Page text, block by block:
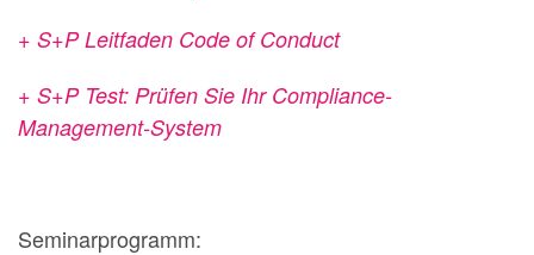
+ S+P Leitfaden Code of Conduct
+ S+P Test: Prüfen Sie Ihr Compliance-
Management-System
Seminarprogramm: